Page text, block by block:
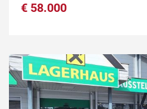
€ 58.000